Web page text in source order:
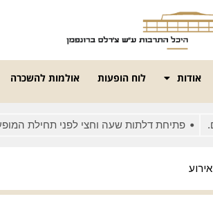
אודות לוח הופעות אולמות להשכרה
פתיחת דלתות שעה וחצי לפני תחילת המופע
אירוע